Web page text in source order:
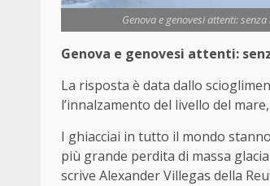
Genova e genovesi attenti:
Genova e genovesi attenti:
La risposta è data dallo
l’innalzamento del livello del
I ghiacciai in tutto il mondo
più grande perdita di massa
scrive Alexander Villegas della